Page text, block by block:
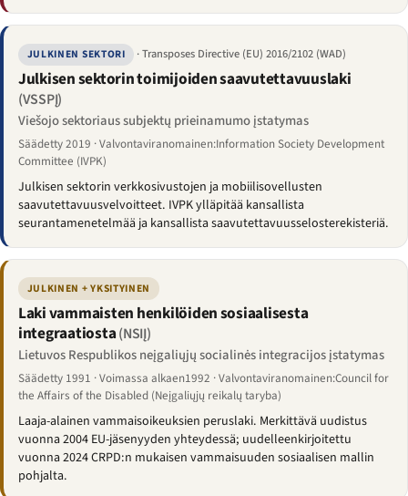
JULKINEN SEKTORI · Transposes Directive (EU) 2016/2102 (WAD)
Julkisen sektorin toimijoiden saavutettavuuslaki
(VSSPĮ)
Viešojo sektoriaus subjektų prieinamumo įstatymas
Säädetty 2019 · Valvontaviranomainen:Information Society Development
Committee (IVPK)
Julkisen sektorin verkkosivustojen ja mobiilisovellusten
saavutettavuusvelvoitteet. IVPK ylläpitää kansallista
seurantamenetelmää ja kansallista saavutettavuusselosterekisteriä.
JULKINEN + YKSITYINEN
Laki vammaisten henkilöiden sosiaalisesta
integraatiosta(NSIĮ)
Lietuvos Respublikos neįgaliųjų socialinės integracijos įstatymas
Säädetty 1991 · Voimassa alkaen1992 · Valvontaviranomainen:Council for
the Affairs of the Disabled (Neįgaliųjų reikalų taryba)
Laaja-alainen vammaisoikeuksien peruslaki. Merkittävä uudistus
vuonna 2004 EU-jäsenyyden yhteydessä; uudelleenkirjoitettu
vuonna 2024 CRPD:n mukaisen vammaisuuden sosiaalisen mallin
pohjalta.